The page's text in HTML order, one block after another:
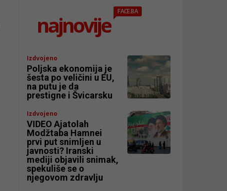
najnovije
FACE.BA
Izdvojeno
Poljska ekonomija je
šesta po veličini u EU,
na putu je da
prestigne i Švicarsku
Izdvojeno
VIDEO Ajatolah
Modžtaba Hamnei
prvi put snimljen u
javnosti? Iranski
mediji objavili snimak,
spekuliše se o
njegovom zdravlju